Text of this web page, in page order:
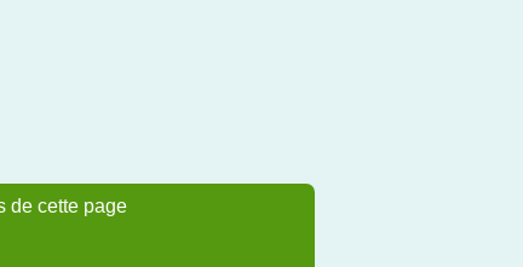
de cette page